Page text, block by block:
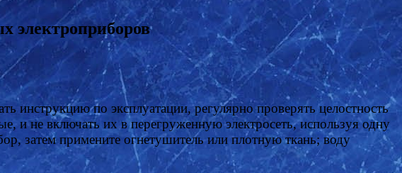
электроприборов
инструкцию по эксплуатации, регулярно проверять целостность
и не включать их в перегруженную электросеть, используя одну
затем примените огнетушитель или плотную ткань; воду